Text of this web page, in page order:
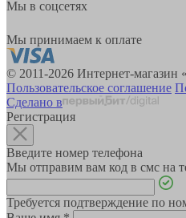
Мы в соцсетях
Мы принимаем к оплате
© 2011-2026 Интернет-
Пользовательское соглашение
Сделано в
Регистрация
Введите номер телефона
Мы отправим вам код в смс на
Требуется подтверждение по